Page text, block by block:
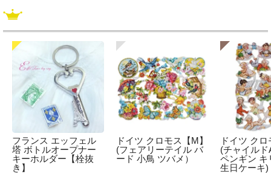
フランス エッフェル
塔 ボトルオープナー
キーホルダー【栓抜
き】
ドイツ クロモス【M】
(フェアリーテイル バ
ード 小鳥 ツバメ）
ドイツ ク
(チャイルド
ペンギン キ
生日ケーキ)